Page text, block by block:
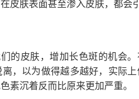
皮肤表面甚至渗入皮肤，都会
的皮肤，增加长色斑的机会
，以为做得越多越好，实际
素沉着反而比原来更加严重。